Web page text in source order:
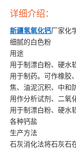
详细介绍：
新疆氢氧化钙厂家化
细腻的白色粉
用途
用于制漂白粉、硬水
用于制药。可作橡胶
焦、油泥沉积、中
用作分析试剂、二
用于制漂白粉、硬水
各种钙盐
生产方法
石灰消化法将石灰石